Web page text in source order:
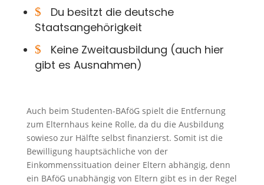
$
Du besitzt die deutsche
Staatsangehörigkeit
$
Keine Zweitausbildung (auch hier
gibt es Ausnahmen)
Auch beim Studenten-BAföG spielt die Entfernung
zum Elternhaus keine Rolle, da du die Ausbildung
sowieso zur Hälfte selbst finanzierst. Somit ist die
Bewilligung hauptsächliche von der
Einkommenssituation deiner Eltern abhängig, denn
ein BAföG unabhängig von Eltern gibt es in der Regel